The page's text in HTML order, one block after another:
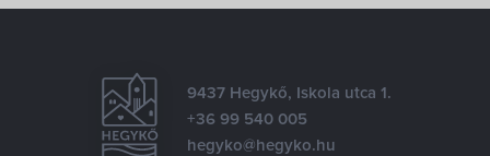
9437 Hegykő, Iskola utca 1.
+36 99 540 005
hegyko@hegyko.hu